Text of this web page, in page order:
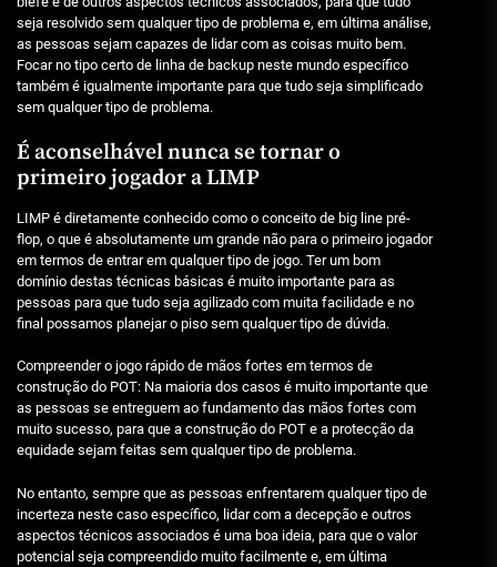
seja resolvido sem qualquer tipo de problema e, em última análise,
as pessoas sejam capazes de lidar com as coisas muito bem.
Focar no tipo certo de linha de backup neste mundo específico
também é igualmente importante para que tudo seja simplificado
sem qualquer tipo de problema.
É aconselhável nunca se tornar o
primeiro jogador a LIMP
LIMP é diretamente conhecido como o conceito de big line pré-
flop, o que é absolutamente um grande não para o primeiro jogador
em termos de entrar em qualquer tipo de jogo. Ter um bom
domínio destas técnicas básicas é muito importante para as
pessoas para que tudo seja agilizado com muita facilidade e no
final possamos planejar o piso sem qualquer tipo de dúvida.
Compreender o jogo rápido de mãos fortes em termos de
construção do POT: Na maioria dos casos é muito importante que
as pessoas se entreguem ao fundamento das mãos fortes com
muito sucesso, para que a construção do POT e a protecção da
equidade sejam feitas sem qualquer tipo de problema.
No entanto, sempre que as pessoas enfrentarem qualquer tipo de
incerteza neste caso específico, lidar com a decepção e outros
aspectos técnicos associados é uma boa ideia, para que o valor
potencial seja compreendido muito facilmente e, em última